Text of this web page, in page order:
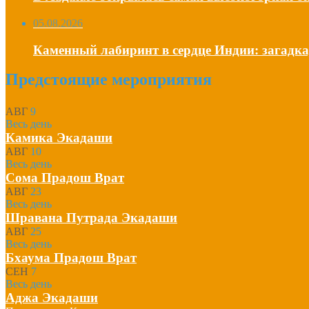
05.08.2026
Каменный лабиринт в сердце Индии:
Предстоящие мероприятия
АВГ 9
Весь день
Камика Экадаши
АВГ 10
Весь день
Сома Прадош Врат
АВГ 23
Весь день
Шравана Путрада Экадаши
АВГ 25
Весь день
Бхаума Прадош Врат
СЕН 7
Весь день
Аджа Экадаши